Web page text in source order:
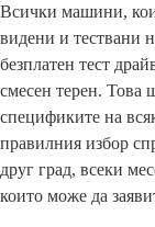
Всички машини,
видени и тествани
безплатен тест
смесен терен. Това
спецификите на
правилния избор
друг град, всеки
които може да